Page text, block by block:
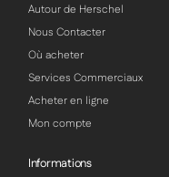
Autour de Herschel
Nous Contacter
Où acheter
Services Commerciaux
Acheter en ligne
Mon compte
Informations